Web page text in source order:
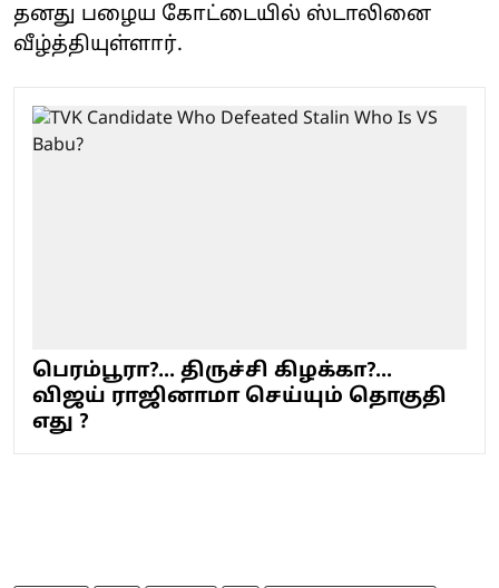
தனது பழைய கோட்டையில் ஸ்டாலினை
வீழ்த்தியுள்ளார்.
பெரம்பூரா?... திருச்சி கிழக்கா?...
விஜய் ராஜினாமா செய்யும் தொகுதி
எது ?